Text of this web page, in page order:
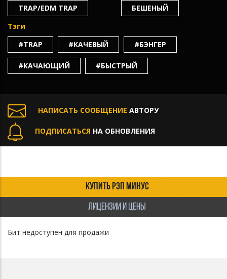
TRAP/EDM TRAP
БЕШЕНЫЙ
Тэги
#TRAP
#КАЧЕВЫЙ #БЭНГЕР
#КАЧАЮЩИЙ #БЫСТРЫЙ
НАПИСАТЬ СООБЩЕНИЕ АВТОРУ
ПОДПИСАТЬСЯ НА ОБНОВЛЕНИЯ
КУПИТЬ РЭП МИНУС
ЛИЦЕНЗИИ И ЦЕНЫ
Бит недоступен для продажи